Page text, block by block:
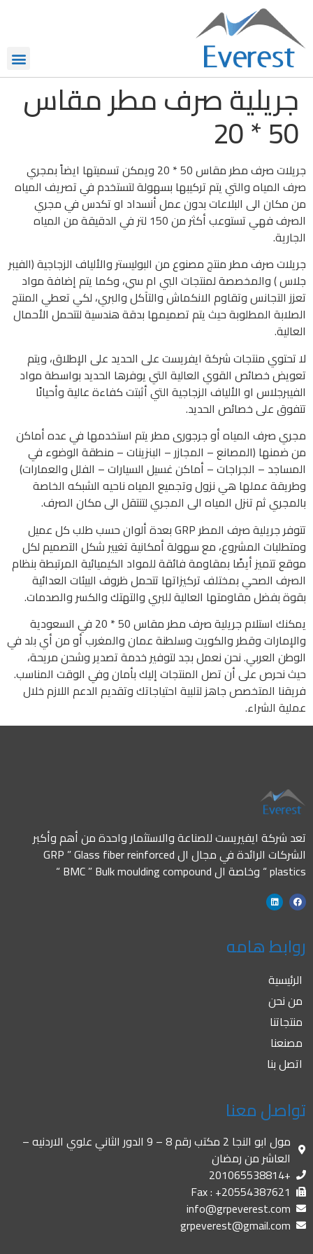
جريلية صرف مطر مقاس
50 * 20
جريلات صرف مطر مقاس 50 * 20 ويمكن تسميتها ايضاً بمجري
صرف المياه والتي يتم تركيبها بسهولة لتستخدم في تصريف المياه
من مكان الى البلاعات بدون عمل أنسداد او تكدس في مجري
الصرف فهي تستوعب أكثر من 150 لتر في الدقيقة من المياه
الجارية.
جريلات صرف مطر منتج مصنوع من البوليستر والألياف الزجاجية (الفيبر
جلاس ) والمخصصة لمنتجات البي ام سي، وكما يتم إضافة مواد
تعزز التجانس وتقاوم الانكماش والتآكل والبري، لكي تعطي المنتج
الصلابة المطلوبة حيث يتم تصميمها بدقة هندسية لتتحمل الأحمال
العالية.
لا تحتوي منتجات شركة ايفريست على الحديد على الإطلاق، ويتم
تعويض خصائص القوي العالية التي يوفرها الحديد بواسطة مواد
الفيبرجلاس او الألياف الزجاجية التي أثبتت كفاءة عالية وأحيانًا
تتفوق على خصائص الحديد.
مجري صرف المياه أو جرجورى مطر يتم استخدمها في عده أماكن
من ضمنها (المصانع – المجازر – البنزينات – منطقة الوضوء في
المساجد – الجراجات – أماكن غسيل السيارات – الفلل والعمارات)
وطريقة عملها هي نزول وتجميع المياه ناحيه الشبكه الخاصة
بالمجري ثم تنزل المياه الى المجري لتنتقل الى مكان الصرف.
تتوفر جريلية صرف المطر GRP بعدة ألوان حسب طلب كل عميل
ومتطلبات المشروع، مع سهولة أمكانية تغيير شكل التصميم لكل
موقع تتميز أيضًا بمقاومة فائقة للمواد الكيميائية المرتبطة بنظام
الصرف الصحي بمختلف تركيزاتها تتحمل ظروف البيئات العدائية
بقوة بفضل مقاومتها العالية للبري والتهتك والكسر والصدمات.
يمكنك استلام جريلية صرف مطر مقاس 50 * 20 في السعودية
والإمارات وقطر والكويت وسلطنة عمان والمغرب أو من أي بلد في
الوطن العربي. نحن نعمل بجد لتوفير خدمة تصدير وشحن مريحة،
حيث نحرص على أن تصل المنتجات إليك بأمان وفي الوقت المناسب.
فريقنا المتخصص جاهز لتلبية احتياجاتك وتقديم الدعم اللازم خلال
عملية الشراء.
تعد شركة ايفيريست للصناعة والاستثمار واحدة من أهم وأكبر
الشركات الرائدة في مجال ال GRP ” Glass fiber reinforced
plastics “ وخاصة ال BMC ” Bulk moulding compound “
روابط هامه
الرئيسية
من نحن
منتجاتنا
مصنعنا
اتصل بنا
تواصل معنا
مول ابو النجا 2 مكتب رقم 8 – 9 الدور الثاني علوي الاردنيه –
العاشر من رمضان
+201065538814
Fax : +20554387621
info@grpeverest.com
grpeverest@gmail.com